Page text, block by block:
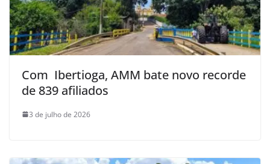
Com Ibertioga, AMM bate novo recorde
de 839 afiliados
3 de julho de 2026